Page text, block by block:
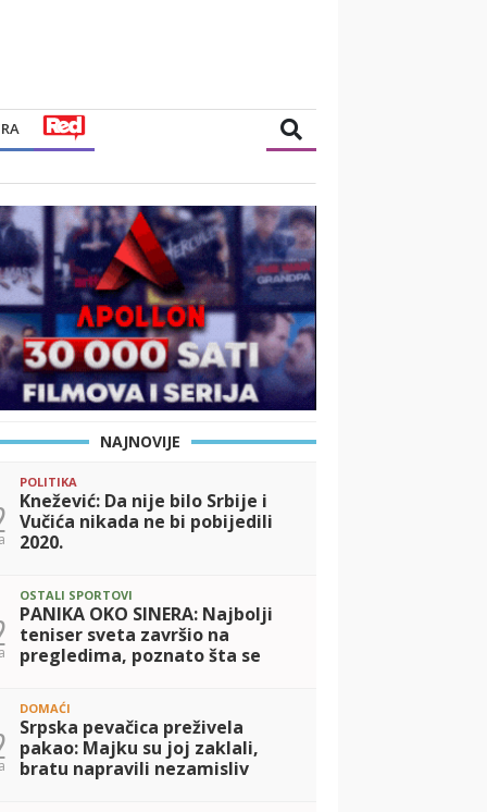
NAJNOVIJE
POLITIKA
Knežević: Da nije bilo Srbije i
Vučića nikada ne bi pobijedili
2020.
OSTALI SPORTOVI
PANIKA OKO SINERA: Najbolji
teniser sveta završio na
pregledima, poznato šta se
DOMAĆI
Srpska pevačica preživela
pakao: Majku su joj zaklali,
bratu napravili nezamisliv